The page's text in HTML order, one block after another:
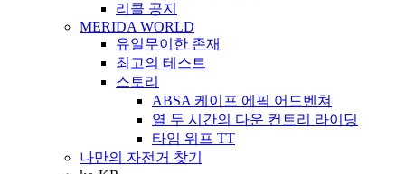
리콜 공지
MERIDA WORLD
유일무이한 존재
최고의 테스트
스토리
ABSA 케이프 에픽 어드벤쳐
열 두 시간의 다운 컨트리 라이딩
타임 워프 TT
나만의 자전거 찾기